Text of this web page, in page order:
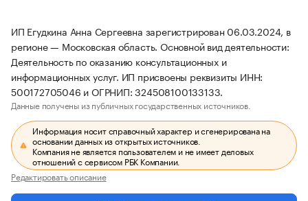
ИП Егудкина Анна Сергеевна зарегистрирован 06.03.2024, в
регионе — Московская область. Основной вид деятельности:
Деятельность по оказанию консультационных и
информационных услуг. ИП присвоены реквизиты ИНН:
500172705046 и ОГРНИП: 324508100133133.
Данные получены из публичных государственных источников.
Информация носит справочный характер и сгенерирована на
основании данных из открытых источников.
Компания не является пользователем и не имеет деловых
отношений с сервисом РБК Компании.
Редактировать описание